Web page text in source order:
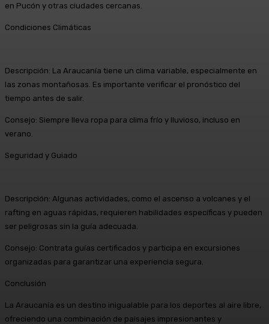
en Pucón y otras ciudades cercanas.
Condiciones Climáticas
Descripción: La Araucanía tiene un clima variable, especialmente en
las zonas montañosas. Es importante verificar el pronóstico del
tiempo antes de salir.
Consejo: Siempre lleva ropa para clima frío y lluvioso, incluso en
verano.
Seguridad y Guiado
Descripción: Algunas actividades, como el ascenso a volcanes y el
rafting en aguas rápidas, requieren habilidades específicas y pueden
ser peligrosas sin la guía adecuada.
Consejo: Contrata guías certificados y participa en excursiones
organizadas para garantizar una experiencia segura.
Conclusión
La Araucanía es un destino inigualable para los deportes al aire libre,
ofreciendo una combinación de paisajes impresionantes y